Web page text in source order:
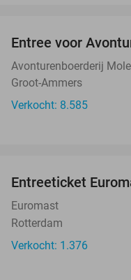
Entree voor
Avonturenboerderij
Groot-Ammers
Verkocht: 8.585
Entreeticket
Euromast
Rotterdam
Verkocht: 1.376